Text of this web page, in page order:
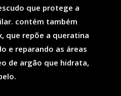
que protege a
contém também
que repõe a queratina
e reparando as áreas
de argão que hidrata,